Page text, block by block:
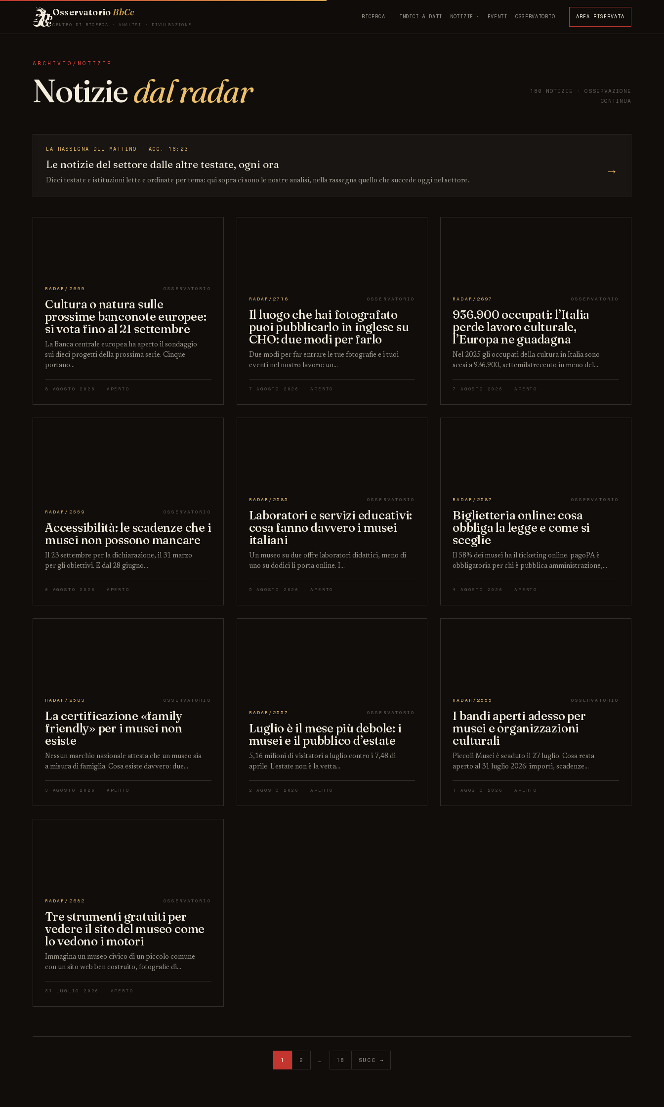
OsservatorioBbCc
CENTRO DI RICERCA · ANALISI · DIVULGAZIONE
RICERCA INDICI & DATI NOTIZIE EVENTI OSSERVATORIO AREA RISERVATA
ARCHIVIO/NOTIZIE
Notiziedal radar
180 NOTIZIE · OSSERVAZIONE
CONTINUA
LA RASSEGNA DEL MATTINO · AGG. 16:23
Le notizie del settore dalle altre testate, ogni ora
Dieci testate e istituzioni lette e ordinate per tema: qui sopra ci sono le nostre analisi, nella rassegna quello che succede oggi nel settore.
→
RADAR/2699 OSSERVATORIO
Cultura o natura sulle
prossime banconote europee:
si vota fino al 21 settembre
La Banca centrale europea ha aperto il sondaggio
sui dieci progetti della prossima serie. Cinque
portano…
8 AGOSTO 2026 · APERTO
RADAR/2716 OSSERVATORIO
Il luogo che hai fotografato
puoi pubblicarlo in inglese su
CHO: due modi per farlo
Due modi per far entrare le tue fotografie e i tuoi
eventi nel nostro lavoro: un…
7 AGOSTO 2026 · APERTO
RADAR/2697 OSSERVATORIO
936.900 occupati: l’Italia
perde lavoro culturale,
l’Europa ne guadagna
Nel 2025 gli occupati della cultura in Italia sono
scesi a 936.900, settemilatrecento in meno del…
7 AGOSTO 2026 · APERTO
RADAR/2559 OSSERVATORIO
Accessibilità: le scadenze che i
musei non possono mancare
Il 23 settembre per la dichiarazione, il 31 marzo
per gli obiettivi. E dal 28 giugno…
6 AGOSTO 2026 · APERTO
RADAR/2585 OSSERVATORIO
Laboratori e servizi educativi:
cosa fanno davvero i musei
italiani
Un museo su due offre laboratori didattici, meno di
uno su dodici li porta online. I…
5 AGOSTO 2026 · APERTO
RADAR/2587 OSSERVATORIO
Biglietteria online: cosa
obbliga la legge e come si
sceglie
Il 58% dei musei ha il ticketing online. pagoPA è
obbligatoria per chi è pubblica amministrazione,…
4 AGOSTO 2026 · APERTO
RADAR/2583 OSSERVATORIO
La certificazione «family
friendly» per i musei non
esiste
Nessun marchio nazionale attesta che un museo sia
a misura di famiglia. Cosa esiste davvero: due…
3 AGOSTO 2026 · APERTO
RADAR/2557 OSSERVATORIO
Luglio è il mese più debole: i
musei e il pubblico d’estate
5,16 milioni di visitatori a luglio contro i 7,48 di
aprile. L'estate non è la vetta…
2 AGOSTO 2026 · APERTO
RADAR/2555 OSSERVATORIO
I bandi aperti adesso per
musei e organizzazioni
culturali
Piccoli Musei è scaduto il 27 luglio. Cosa resta
aperto al 31 luglio 2026: importi, scadenze…
1 AGOSTO 2026 · APERTO
RADAR/2682 OSSERVATORIO
Tre strumenti gratuiti per
vedere il sito del museo come
lo vedono i motori
Immagina un museo civico di un piccolo comune
con un sito web ben costruito, fotografie di…
31 LUGLIO 2026 · APERTO
1 2 18 SUCC →